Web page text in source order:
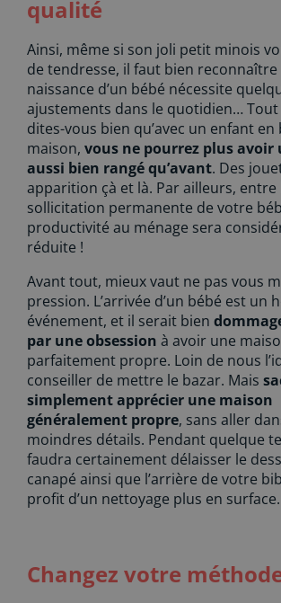
qualité
Ainsi, même si son joli petit minois
de tendresse, il faut bien reconnaître
naissance d’un bébé nécessite
ajustements dans le quotidien… Tout
dites-vous bien qu’avec un enfant en
maison, vous ne pourrez plus avoir
aussi bien rangé qu’avant. Des
apparition çà et là. Par ailleurs, entre
sollicitation permanente de votre
productivité au ménage sera
réduite !
Avant tout, mieux vaut ne pas vous
pression. L’arrivée d’un bébé est un
événement, et il serait bien
par une obsession à avoir une
parfaitement propre. Loin de nous
conseiller de mettre le bazar. Mais
simplement apprécier une maison
généralement propre, sans aller
moindres détails. Pendant quelque
faudra certainement délaisser le
canapé ainsi que l’arrière de votre
profit d’un nettoyage plus en surface.
Changez votre